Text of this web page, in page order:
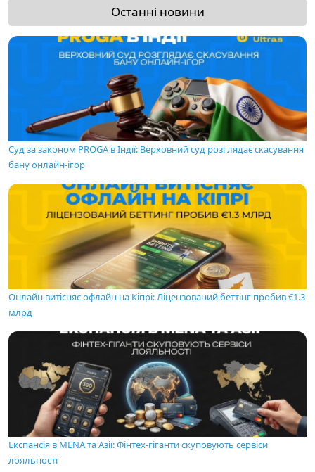
Останні новини
Суд за законом PROGA в Індії: Верховний суд розглядає скасування
бану онлайн-ігор
Онлайн витісняє офлайн на Кіпрі: Ліцензований беттінг пробив €1.3
млрд
Експансія в MENA та Азії: Фінтех-гіганти скуповують сервіси
лояльності